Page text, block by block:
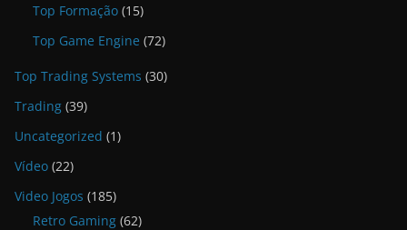
Top Formação (15)
Top Game Engine (72)
Top Trading Systems (30)
Trading (39)
Uncategorized (1)
Vídeo (22)
Video Jogos (185)
Retro Gaming (62)